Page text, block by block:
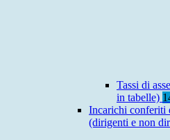
Tassi di
in tabelle)
Incarichi conferiti
(dirigenti e non